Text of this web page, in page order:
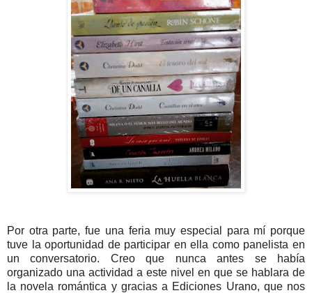
Por otra parte, fue una feria muy especial para mí porque
tuve la oportunidad de participar en ella como panelista en
un conversatorio. Creo que nunca antes se había
organizado una actividad a este nivel en que se hablara de
la novela romántica y gracias a Ediciones Urano, que nos